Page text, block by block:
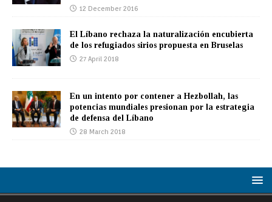
12 December 2016
El Líbano rechaza la naturalización encubierta
de los refugiados sirios propuesta en Bruselas
27 April 2018
En un intento por contener a Hezbollah, las
potencias mundiales presionan por la estrategia
de defensa del Líbano
28 March 2018